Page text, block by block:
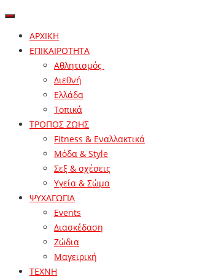
ΑΡΧΙΚΗ
ΕΠΙΚΑΙΡΟΤΗΤΑ
Αθλητισμός
Διεθνή
Ελλάδα
Τοπικά
ΤΡΟΠΟΣ ΖΩΗΣ
Fitness & Εναλλακτικά
Μόδα & Style
Σεξ & σχέσεις
Υγεία & Σώμα
ΨΥΧΑΓΩΓΙΑ
Events
Διασκέδαση
Ζώδια
Μαγειρική
ΤΕΧΝΗ